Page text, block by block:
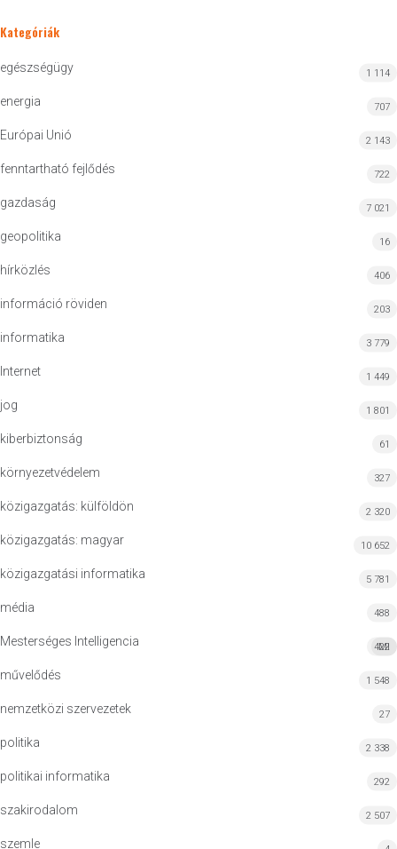
Kategóriák
egészségügy 1 114
energia 707
Európai Unió 2 143
fenntartható fejlődés 722
gazdaság 7 021
geopolitika 16
hírközlés 406
információ röviden 203
informatika 3 779
Internet 1 449
jog 1 801
kiberbiztonság 61
környezetvédelem 327
közigazgatás: külföldön 2 320
közigazgatás: magyar 10 652
közigazgatási informatika 5 781
média 488
Mesterséges Intelligencia MI
422
művelődés 1 548
nemzetközi szervezetek 27
politika 2 338
politikai informatika 292
szakirodalom 2 507
szemle